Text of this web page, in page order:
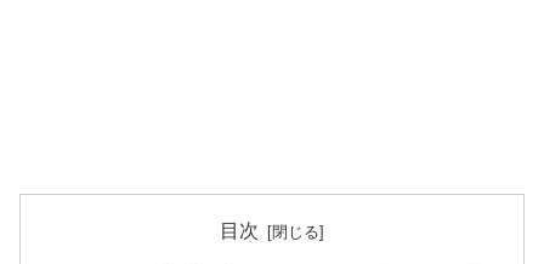
目次